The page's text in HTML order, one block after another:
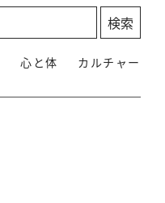
心と体 カルチャー